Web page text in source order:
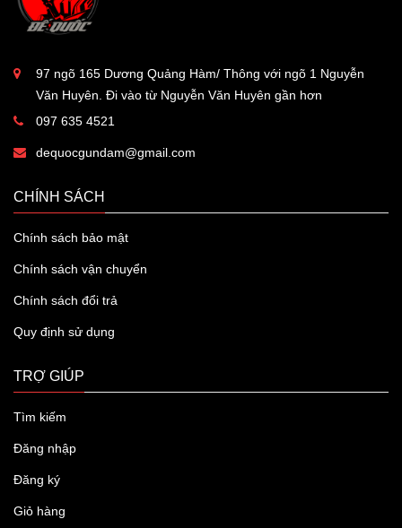
97 ngõ 165 Dương Quảng Hàm/ Thông với ngõ 1 Nguyễn
Văn Huyên. Đi vào từ Nguyễn Văn Huyên gần hơn
097 635 4521
dequocgundam@gmail.com
CHÍNH SÁCH
Chính sách bảo mật
Chính sách vận chuyển
Chính sách đổi trả
Quy định sử dụng
TRỢ GIÚP
Tìm kiếm
Đăng nhập
Đăng ký
Giỏ hàng